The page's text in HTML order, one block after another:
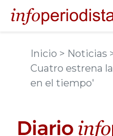
Inicio > Noticias
Cuatro estrena
en el tiempo'